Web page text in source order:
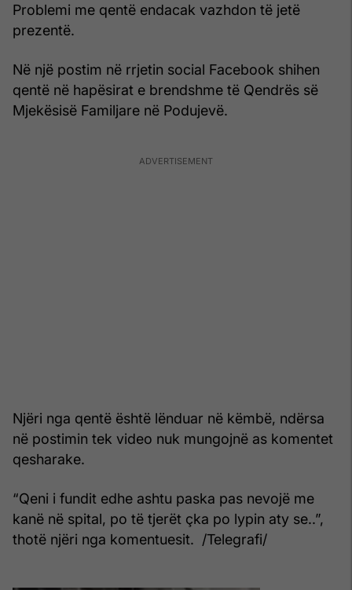
Problemi me qentë endacak vazhdon të jetë
prezentë.
Në një postim në rrjetin social Facebook shihen
qentë në hapësirat e brendshme të Qendrës së
Mjekësisë Familjare në Podujevë.
Njëri nga qentë është lënduar në këmbë, ndërsa
në postimin tek video nuk mungojnë as komentet
qesharake.
“Qeni i fundit edhe ashtu paska pas nevojë me
kanë në spital, po të tjerët çka po lypin aty se..”,
thotë njëri nga komentuesit. /Telegrafi/